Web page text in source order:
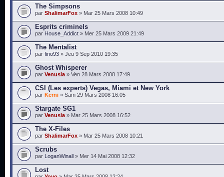
The Simpsons
par ShalimarFox » Mar 25 Mars 2008 10:49
Esprits criminels
par House_Addict » Mer 25 Mars 2009 21:49
The Mentalist
par fino93 » Jeu 9 Sep 2010 19:35
Ghost Whisperer
par Venusia » Ven 28 Mars 2008 17:49
CSI (Les experts) Vegas, Miami et New York
par Kerni » Sam 29 Mars 2008 16:05
Stargate SG1
par Venusia » Mar 25 Mars 2008 16:52
The X-Files
par ShalimarFox » Mar 25 Mars 2008 10:21
Scrubs
par LoganWinall » Mer 14 Mai 2008 12:32
Lost